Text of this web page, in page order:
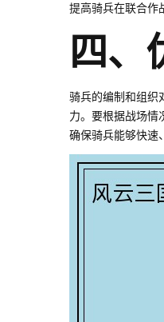
提高骑兵在联合作
四、
骑兵的编制和组织
力。要根据战场情
确保骑兵能够快速